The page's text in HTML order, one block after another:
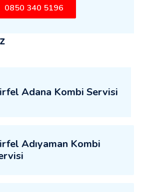
0850 340 5196
Adana Kombi Servisi
Adıyaman Kombi